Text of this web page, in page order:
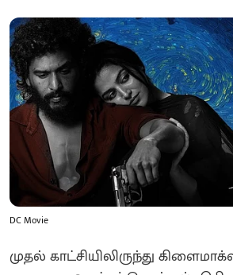
DC Movie
முதல் காட்சியிலிருந்து